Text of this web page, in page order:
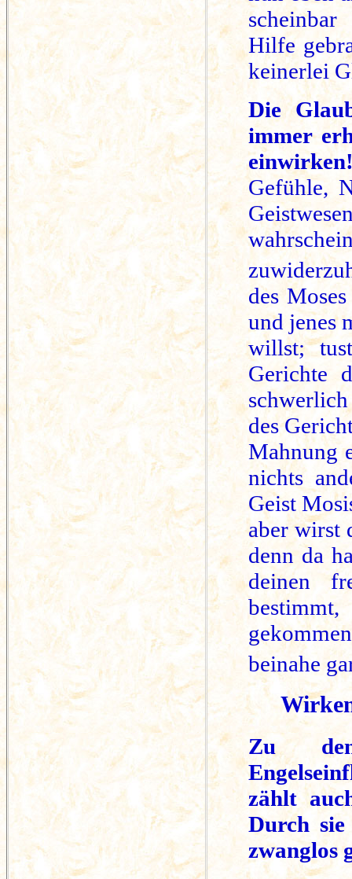
Hilfe
keinerlei
Die
immer
Gefühle,
des
und jenes
willst;
Gerichte
des
Mahnung
nichts
Geist
aber wirst
denn da
deinen
beinahe
Zu
zählt
Durch
zwanglos